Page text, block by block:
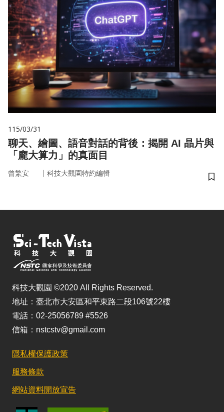
115/03/31
聊天、繪圖、語音對話的背後：揭開 AI 晶片與
「龐大算力」的真面目
曾繁安 ｜ 科技大觀園特約編輯
儲
科技大觀園 ©2020 All Rights Reserved.
地址：臺北市大安區和平東路二段106號22樓
電話：02-25056789 #5526
信箱：nstcstv@gmail.com
隱私權保護政策
服務條款
網站資料開放宣告